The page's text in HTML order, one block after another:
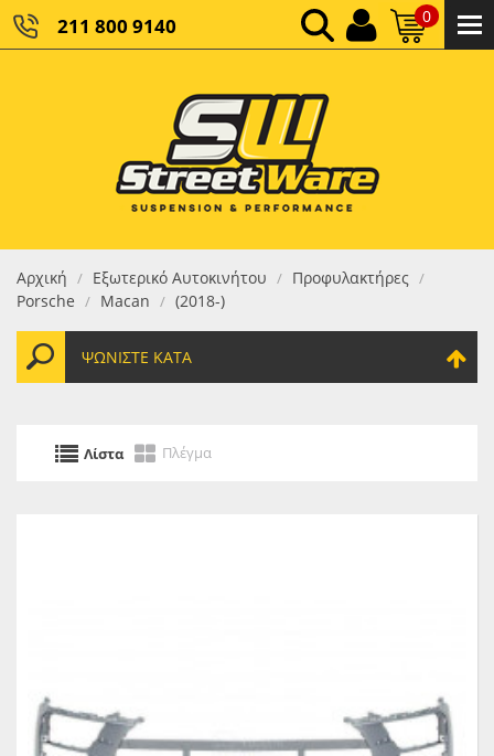
211 800 9140 0
ΚΑΘΑΡΌ ΣΎΝΟΛΟ:
ΤΕΛΙΚΌ ΣΎΝΟΛΟ:0,00 €
Αρχική / Εξωτερικό Αυτοκινήτου / Προφυλακτήρες /
Porsche / Macan / (2018-)
ΨΩΝΊΣΤΕ ΚΑΤΆ
Λίστα Πλέγμα